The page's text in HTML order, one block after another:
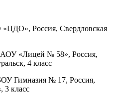
Россия, Свердловская
«Лицей № 58», Россия,
4 класс
Гимназия № 17, Россия,
3 класс